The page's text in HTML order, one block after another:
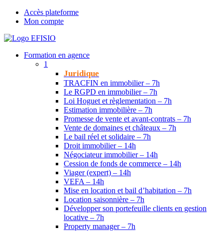
Accès plateforme
Mon compte
Formation en agence
1
Juridique
TRACFIN en immobilier – 7h
Le RGPD en immobilier – 7h
Loi Hoguet et règlementation – 7h
Estimation immobilière – 7h
Promesse de vente et avant-contrats – 7h
Vente de domaines et châteaux – 7h
Le bail réel et solidaire – 7h
Droit immobilier – 14h
Négociateur immobilier – 14h
Cession de fonds de commerce – 14h
Viager (expert) – 14h
VEFA – 14h
Mise en location et bail d’habitation – 7h
Location saisonnière – 7h
Développer son portefeuille clients en gestion
locative – 7h
Property manager – 7h